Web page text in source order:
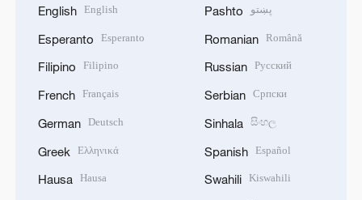
English English
Esperanto Esperanto
Filipino Filipino
French Français
German Deutsch
Greek Ελληνικά
Hausa Hausa
Pashto پښتو
Romanian Română
Russian Русский
Serbian Српски
Sinhala සිංහල
Spanish Español
Swahili Kiswahili